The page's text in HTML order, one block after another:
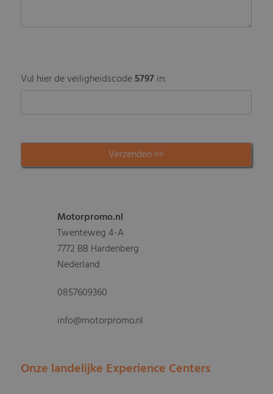
Vul hier de veiligheidscode5797 in:
Motorpromo.nl
Twenteweg 4-A
7772 BB Hardenberg
Nederland
0857609360
info@motorpromo.nl
Onze landelijke Experience Centers